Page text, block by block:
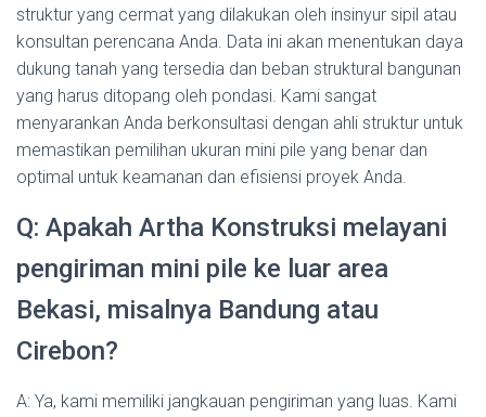
struktur yang cermat yang dilakukan oleh insinyur sipil atau
konsultan perencana Anda. Data ini akan menentukan daya
dukung tanah yang tersedia dan beban struktural bangunan
yang harus ditopang oleh pondasi. Kami sangat
menyarankan Anda berkonsultasi dengan ahli struktur untuk
memastikan pemilihan ukuran mini pile yang benar dan
optimal untuk keamanan dan efisiensi proyek Anda.
Q: Apakah Artha Konstruksi melayani
pengiriman mini pile ke luar area
Bekasi, misalnya Bandung atau
Cirebon?
A: Ya, kami memiliki jangkauan pengiriman yang luas. Kami